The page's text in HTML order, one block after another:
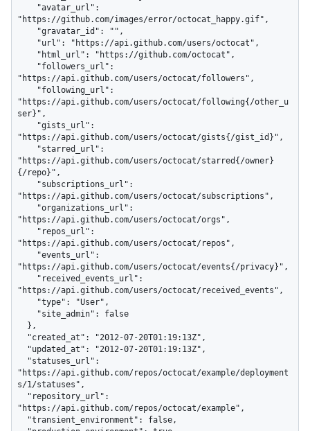
"https://github.com/images/error/octocat_happy.gif",
"https://api.github.com/users/octocat/followers",
"https://api.github.com/users/octocat/following{/other_u
ser}",
"https://api.github.com/users/octocat/gists{/gist_id}",
"https://api.github.com/users/octocat/starred{/owner}
{/repo}",
"https://api.github.com/users/octocat/subscriptions",
"https://api.github.com/users/octocat/orgs",
"https://api.github.com/users/octocat/repos",
"https://api.github.com/users/octocat/events{/privacy}",
"https://api.github.com/users/octocat/received_events",
"https://api.github.com/repos/octocat/example/deployment
s/1/statuses",
"https://api.github.com/repos/octocat/example",